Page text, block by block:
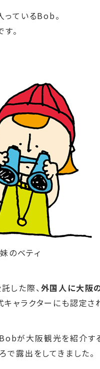
ているBob。
。
のベティ
した際、外国人に大阪
ャラクターにも認定さ
が大阪観光を紹介す
で露出をしてきました。